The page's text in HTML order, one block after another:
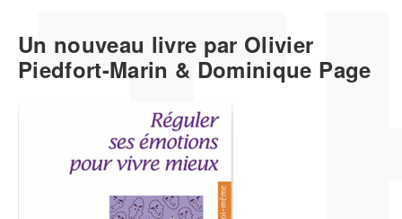
Un nouveau livre par Olivier
Piedfort-Marin & Dominique Page